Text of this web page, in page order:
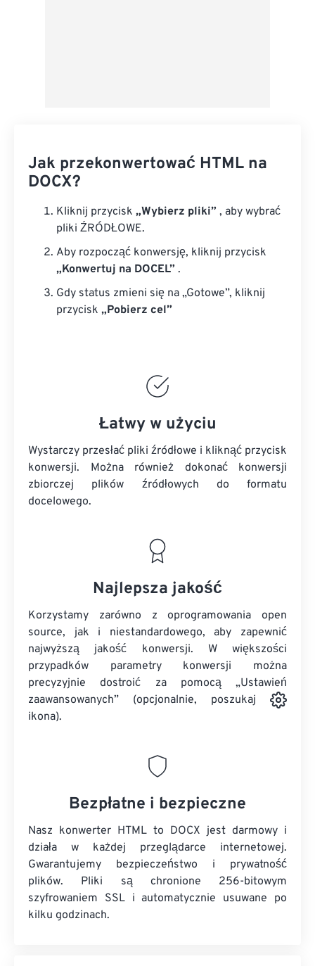
Jak przekonwertować HTML na
DOCX?
Kliknij przycisk „Wybierz pliki” , aby wybrać
pliki ŹRÓDŁOWE.
Aby rozpocząć konwersję, kliknij przycisk
„Konwertuj na DOCEL” .
Gdy status zmieni się na „Gotowe”, kliknij
przycisk „Pobierz cel”
Łatwy w użyciu
Wystarczy przesłać pliki źródłowe i kliknąć przycisk
konwersji. Można również dokonać konwersji
zbiorczej plików źródłowych do formatu
docelowego.
Najlepsza jakość
Korzystamy zarówno z oprogramowania open
source, jak i niestandardowego, aby zapewnić
najwyższą jakość konwersji. W większości
przypadków parametry konwersji można
precyzyjnie dostroić za pomocą „Ustawień
zaawansowanych” (opcjonalnie, poszukaj
ikona).
Bezpłatne i bezpieczne
Nasz konwerter HTML to DOCX jest darmowy i
działa w każdej przeglądarce internetowej.
Gwarantujemy bezpieczeństwo i prywatność
plików. Pliki są chronione 256-bitowym
szyfrowaniem SSL i automatycznie usuwane po
kilku godzinach.